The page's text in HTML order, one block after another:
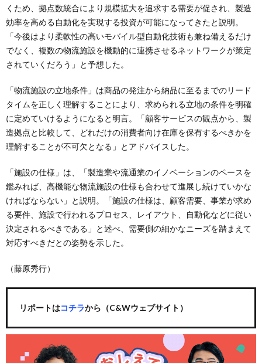
くため、拠点数統合により規模拡大を追求する需要が促され、製造
効率を高める自動化を実現する投資が可能になってきたと説明。
「今後はより柔軟性の高いモバイル型自動化技術も兼ね備えるだけ
でなく、複数の物流施設を機動的に連携させるネットワークが策定
されていくだろう」と予想した。
「物流施設の立地条件」は商品の発注から納品に至るまでのリード
タイムを正しく理解することにより、求められる立地の条件を明確
に定めていけるようになると明言。「顧客サービスの観点から、製
造拠点と比較して、どれだけの消費者向け在庫を保有するべきかを
理解することが不可欠となる」とアドバイスした。
「施設の仕様」は、「製造業や流通業のイノベーションのペースを
鑑みれば、高機能な物流施設の仕様も合わせて進展し続けていかな
ければならない」と説明。「施設の仕様は、顧客需要、事業が求め
る要件、施設で行われるプロセス、レイアウト、自動化などに従い
決定されるべきである」と述べ、需要側の細かなニーズを踏まえて
対応すべきだとの姿勢を示した。
（藤原秀行）
リポートはコチラから（C&Wウェブサイト）